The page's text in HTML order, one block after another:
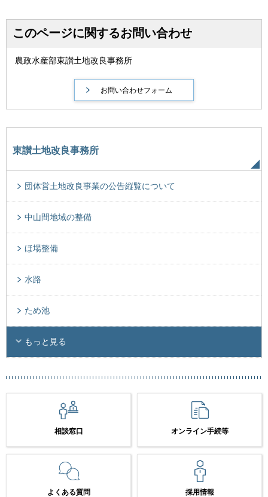
このページに関するお問い合わせ
農政水産部東讃土地改良事務所
東讃土地改良事務所
団体営土地改良事業の公告縦覧について
中山間地域の整備
ほ場整備
水路
ため池
もっと見る
相談窓口 オンライン手続等
よくある質問 採用情報